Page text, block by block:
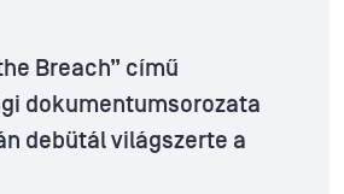
Breach” című
dokumentumsorozata
debütál világszerte a